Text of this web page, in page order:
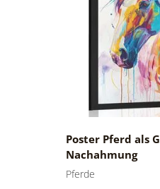
Poster Pferd als
Nachahmung
Pferde